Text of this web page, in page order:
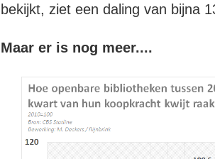
bekijkt, ziet een daling van bijna
Maar er is nog meer....